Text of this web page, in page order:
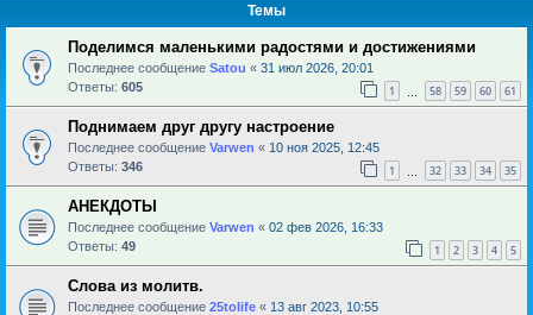
Темы
Поделимся маленькими радостями и достижениями
Последнее сообщение Satou « 31 июл 2026, 20:01
Ответы: 605 1 58 59 60 61
Поднимаем друг другу настроение
Последнее сообщение Varwen « 10 ноя 2025, 12:45
Ответы: 346 1 32 33 34 35
АНЕКДОТЫ
Последнее сообщение Varwen « 02 фев 2026, 16:33
Ответы: 49 1 2 3 4 5
Слова из молитв.
Последнее сообщение 25tolife « 13 авг 2023, 10:55